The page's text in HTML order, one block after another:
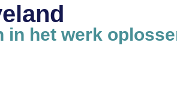
in het werk